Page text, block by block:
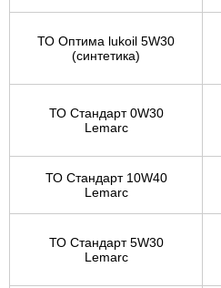
ТО Оптима lukoil 5W30
(синтетика)
ТО Стандарт 0W30
Lemarc
ТО Стандарт 10W40
Lemarc
ТО Стандарт 5W30
Lemarc